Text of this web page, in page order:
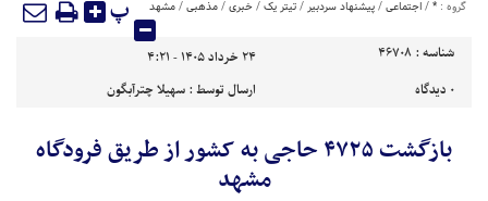
گروه : *
/اجتماعی/پیشنهاد سردبیر/تیتر یک/خبری/مذهبی/مشهد پ
شناسه : 46708
۲۴ خرداد ۱۴۰۵ - ۴:۲۱
۰ دیدگاه ارسال توسط :سهیلا چترآبگون
بازگشت ۴۷۲۵ حاجی به کشور از طریق فرودگاه
مشهد